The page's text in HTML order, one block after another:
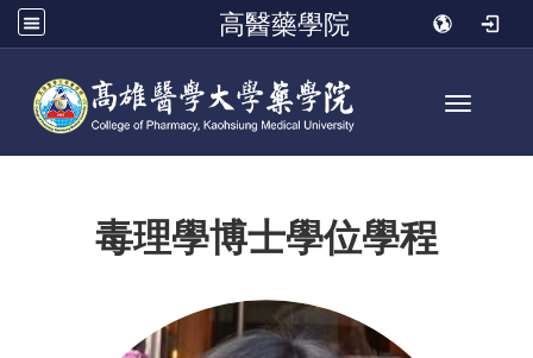
高醫藥學院
Toggle
毒理學博士學位學程